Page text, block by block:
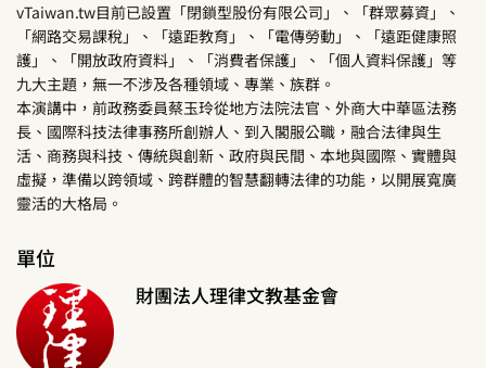
vTaiwan.tw目前已設置「閉鎖型股份有限公司」、「群眾募資」、
「網路交易課稅」、「遠距教育」、「電傳勞動」、「遠距健康照
護」、「開放政府資料」、「消費者保護」、「個人資料保護」等
九大主題，無一不涉及各種領域、專業、族群。
本演講中，前政務委員蔡玉玲從地方法院法官、外商大中華區法務
長、國際科技法律事務所創辦人、到入閣服公職，融合法律與生
活、商務與科技、傳統與創新、政府與民間、本地與國際、實體與
虛擬，準備以跨領域、跨群體的智慧翻轉法律的功能，以開展寬廣
靈活的大格局。
單位
財團法人理律文教基金會